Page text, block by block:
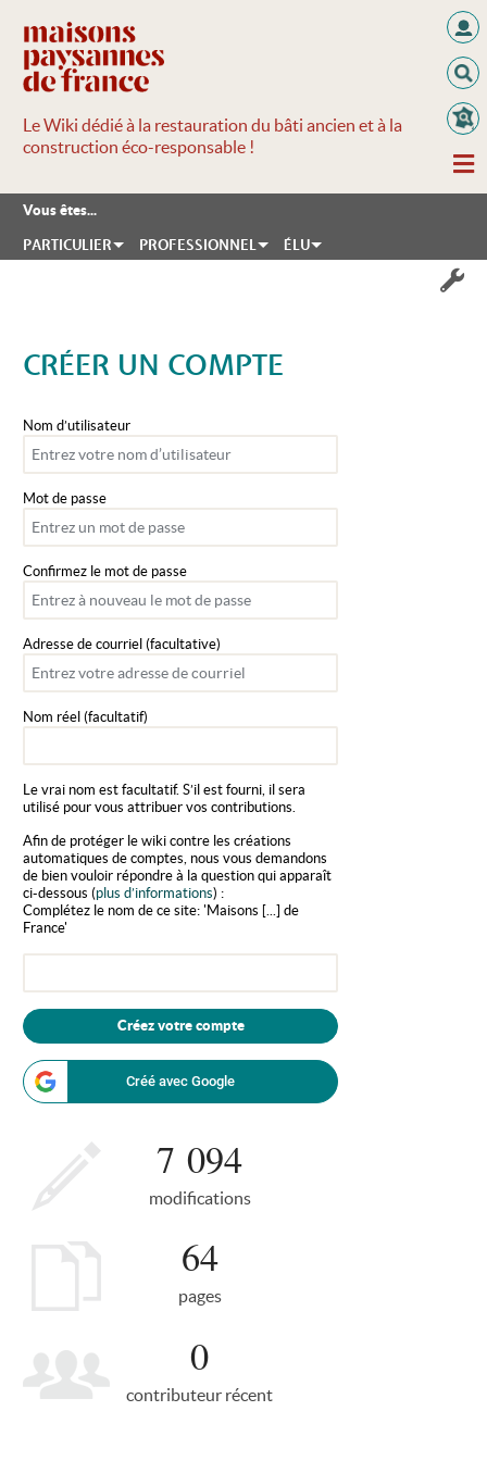
Le Wiki dédié à la restauration du bâti ancien et à la
construction éco-responsable !
Vous êtes...
PARTICULIER PROFESSIONNEL ÉLU
CRÉER UN COMPTE
Nom d’utilisateur
Mot de passe
Confirmez le mot de passe
Adresse de courriel (facultative)
Nom réel (facultatif)
Le vrai nom est facultatif. S’il est fourni, il sera
utilisé pour vous attribuer vos contributions.
Afin de protéger le wiki contre les créations
automatiques de comptes, nous vous demandons
de bien vouloir répondre à la question qui apparaît
ci-dessous (plus d’informations) :
Complétez le nom de ce site: 'Maisons [...] de
France'
Créez votre compte
Créé avec Google
7 094
modifications
64
pages
0
contributeur récent